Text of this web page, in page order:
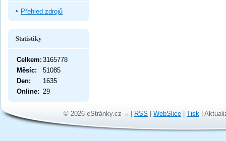
Přehled zdrojů
Statistiky
Online: 29
Celkem: 3165778
Měsíc:
51085
Den:
1635
© 2026 eStránky.cz | RSS | WebSlice | Tisk |